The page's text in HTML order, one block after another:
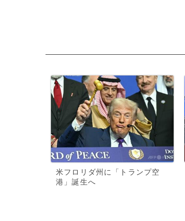
米フロリダ州に「トランプ空
港」誕生へ